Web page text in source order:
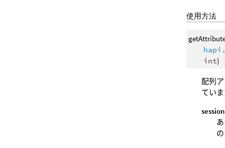
使用方法
int)
配列
てい
session